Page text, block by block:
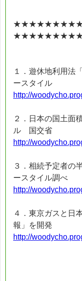
１．遊休地利用法
ースタイル
http://
２．日本の国土面
ル 国交省
http://
３．相続予定者の
ースタイル調べ
http://
４．東京ガスと日
報」を開発
http://